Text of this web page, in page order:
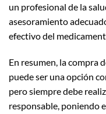
un profesional de la
asesoramiento
efectivo del
En resumen, la compra
puede ser una opción
pero siempre debe
responsable, poniendo